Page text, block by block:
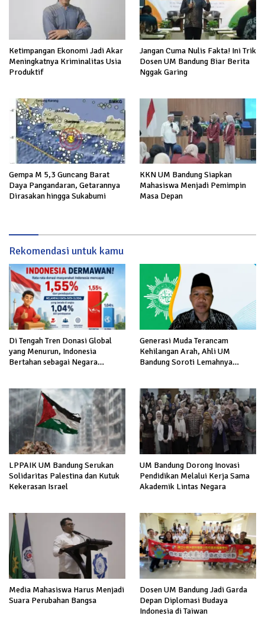
Ketimpangan Ekonomi Jadi Akar
Meningkatnya Kriminalitas Usia
Produktif
Jangan Cuma Nulis Fakta! Ini Trik
Dosen UM Bandung Biar Berita
Nggak Garing
Gempa M 5,3 Guncang Barat
Daya Pangandaran, Getarannya
Dirasakan hingga Sukabumi
KKN UM Bandung Siapkan
Mahasiswa Menjadi Pemimpin
Masa Depan
Rekomendasi untuk kamu
Di Tengah Tren Donasi Global
yang Menurun, Indonesia
Bertahan sebagai Negara
Generasi Muda Terancam
Kehilangan Arah, Ahli UM
Bandung Soroti Lemahnya
LPPAIK UM Bandung Serukan
Solidaritas Palestina dan Kutuk
Kekerasan Israel
UM Bandung Dorong Inovasi
Pendidikan Melalui Kerja Sama
Akademik Lintas Negara
Media Mahasiswa Harus Menjadi
Suara Perubahan Bangsa
Dosen UM Bandung Jadi Garda
Depan Diplomasi Budaya
Indonesia di Taiwan